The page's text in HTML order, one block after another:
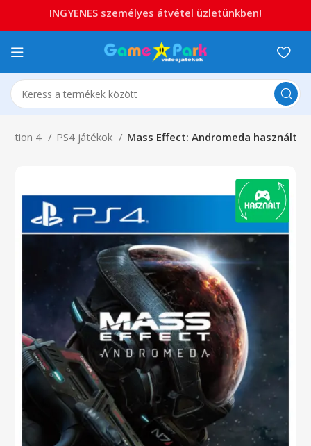
4 PS4 játékok Mass Effect: Andromeda használt
INGYENES személyes átvétel üzletünkben!